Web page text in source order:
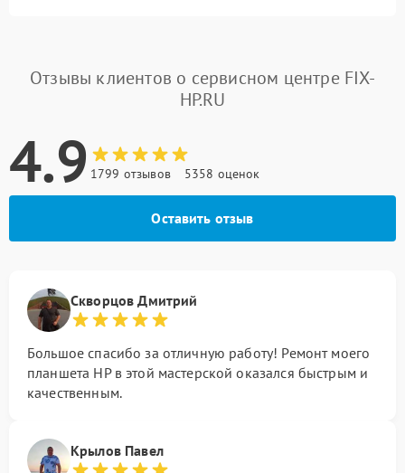
Отзывы клиентов о сервисном центре FIX-
HP.RU
4.9 1799 отзывов 5358 оценок
Оставить отзыв
Скворцов Дмитрий
Большое спасибо за отличную работу! Ремонт моего
планшета HP в этой мастерской оказался быстрым и
качественным.
Крылов Павел